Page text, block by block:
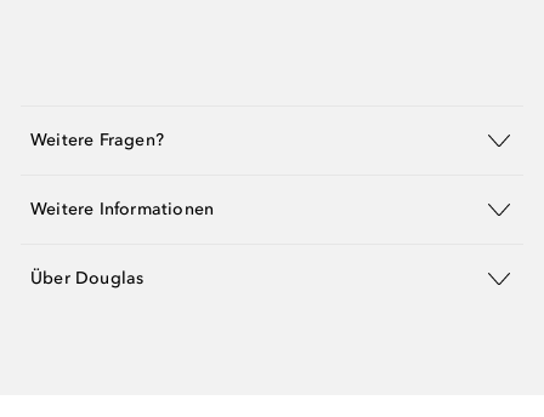
Weitere Fragen?
Weitere Informationen
Über Douglas